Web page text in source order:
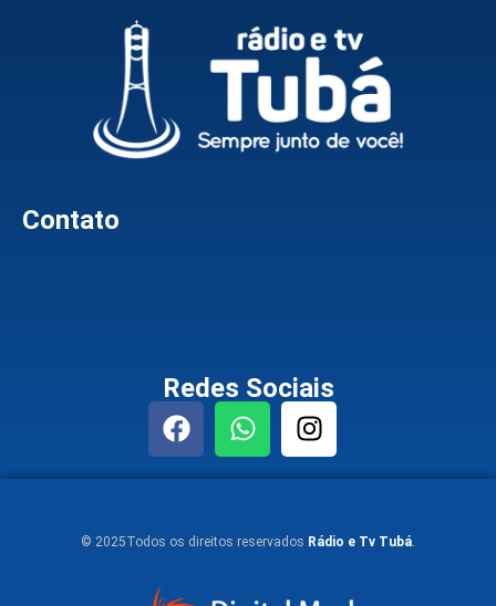
Contato
Redes Sociais
© 2025Todos os direitos reservados Rádio e Tv Tubá.